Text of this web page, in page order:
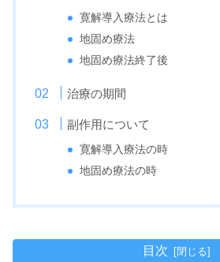
寛解導入療法とは
地固め療法
地固め療法終了後
治療の期間
副作用について
寛解導入療法の時
地固め療法の時
目次